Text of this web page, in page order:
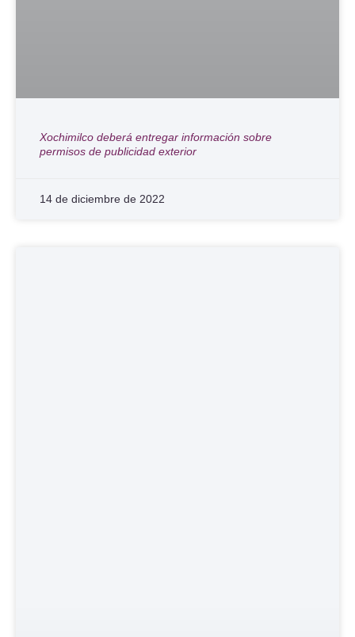
Xochimilco deberá entregar información sobre
permisos de publicidad exterior
14 de diciembre de 2022